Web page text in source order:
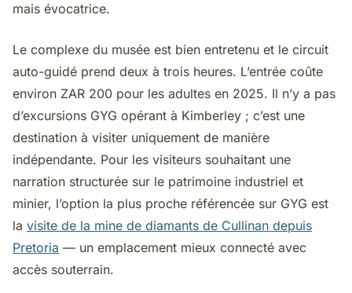
mais évocatrice.
Le complexe du musée est bien entretenu et le circuit
auto-guidé prend deux à trois heures. L’entrée coûte
environ ZAR 200 pour les adultes en 2025. Il n’y a pas
d’excursions GYG opérant à Kimberley ; c’est une
destination à visiter uniquement de manière
indépendante. Pour les visiteurs souhaitant une
narration structurée sur le patrimoine industriel et
minier, l’option la plus proche référencée sur GYG est
la visite de la mine de diamants de Cullinan depuis
Pretoria — un emplacement mieux connecté avec
accès souterrain.